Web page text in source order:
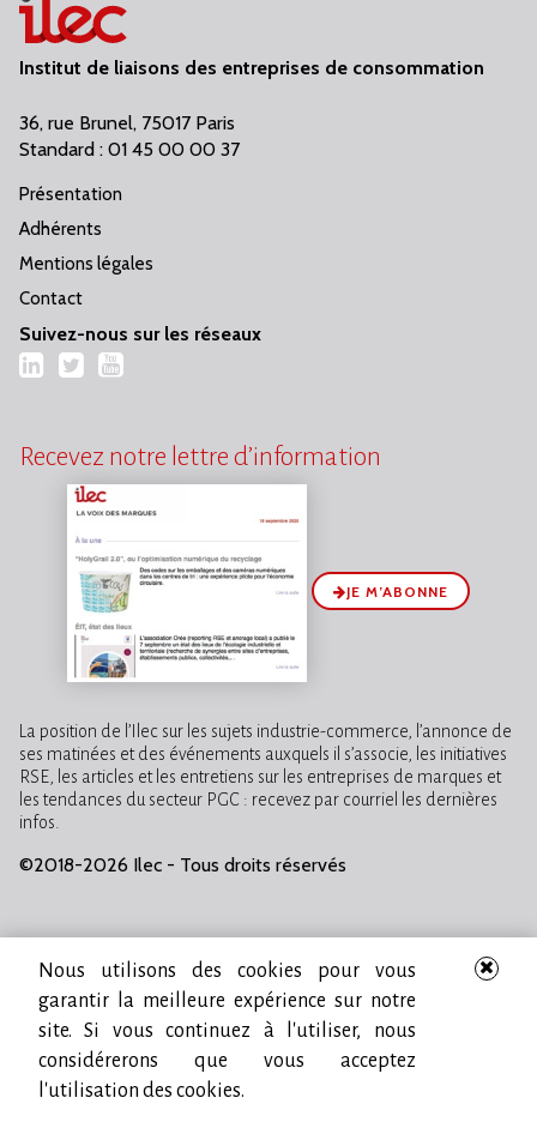
Institut de liaisons des entreprises de consommation
36, rue Brunel, 75017 Paris
Standard : 01 45 00 00 37
Présentation
Adhérents
Mentions légales
Contact
Suivez-nous sur les réseaux
LinkedIn
TwitterYouTube
Recevez notre lettre d’information
JE M’ABONNE
La position de l’Ilec sur les sujets industrie-commerce, l’annonce de
ses matinées et des événements auxquels il s’associe, les initiatives
RSE, les articles et les entretiens sur les entreprises de marques et
les tendances du secteur PGC : recevez par courriel les dernières
infos.
©2018-2026 Ilec - Tous droits réservés
Nous utilisons des cookies pour vous
garantir la meilleure expérience sur notre
site. Si vous continuez à l'utiliser, nous
considérerons que vous acceptez
l'utilisation des cookies.